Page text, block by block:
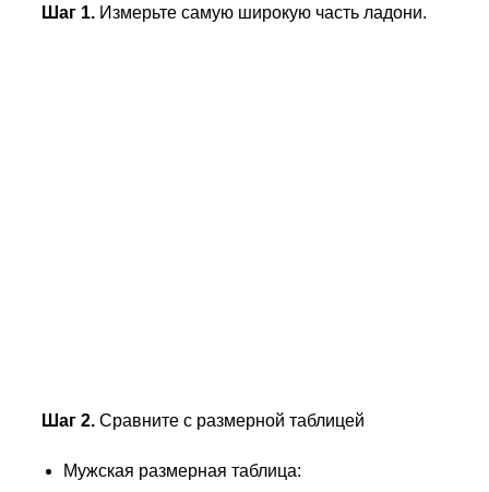
Шаг 1. Измерьте самую широкую часть ладони.
Шаг 2. Сравните с размерной таблицей
Мужская размерная таблица: